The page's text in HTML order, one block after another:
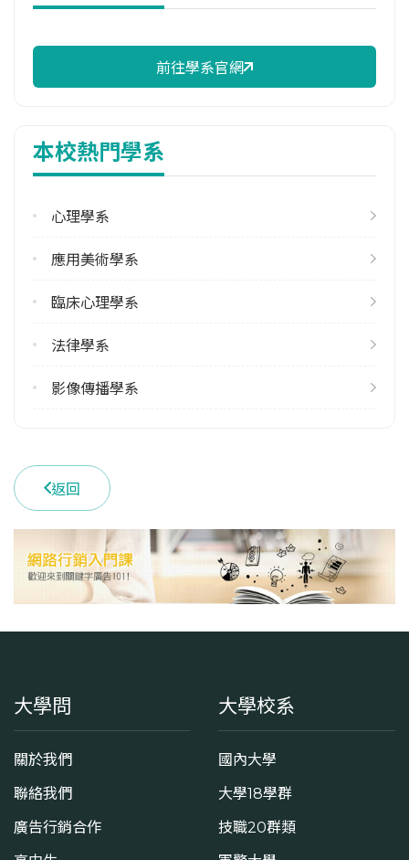
校際選課人數
6
113學年度下學期
雙主修人數
113學年度上學期
12
新北市新莊區中正路510號
前往學系官網
本校熱門學系
心理學系
應用美術學系
臨床心理學系
法律學系
影像傳播學系
返回
大學問
關於我們
聯絡我們
廣告行銷合作
大學校系
國內大學
大學18學群
技職20群類